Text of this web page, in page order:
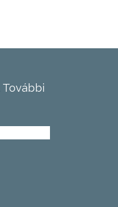
További